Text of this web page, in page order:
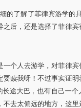
的了解了菲律宾游学的
后，还是选择了菲律宾
个人去游学，对菲律宾
赎我呀！不过事实证明
途大巴，也有自己一
去太偏远的地方，这里